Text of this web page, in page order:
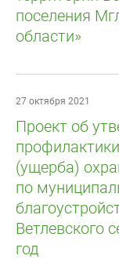
поселения
области»
27 октября 2021
Проект об
(ущерба)
по
Ветлевского
год